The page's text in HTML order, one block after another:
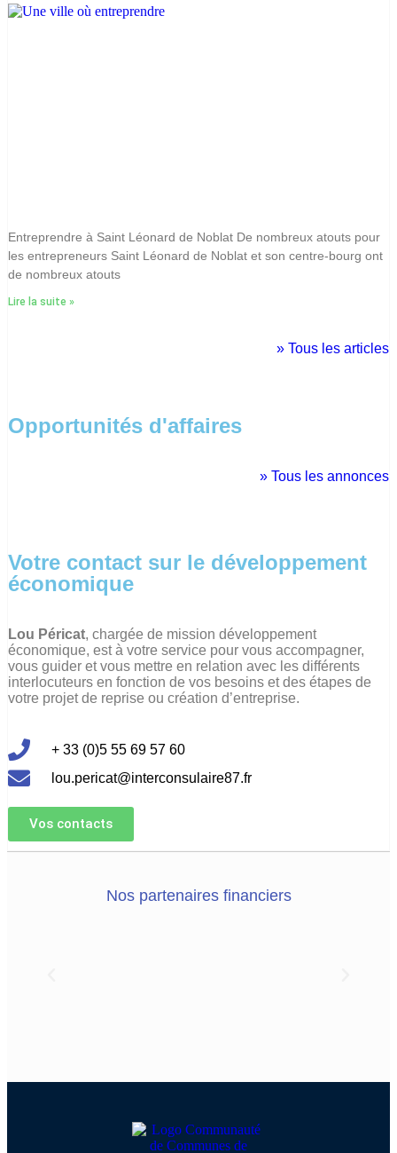
Entreprendre à Saint Léonard de Noblat De nombreux atouts pour
les entrepreneurs Saint Léonard de Noblat et son centre-bourg ont
de nombreux atouts
Lire la suite »
» Tous les articles
Opportunités d'affaires
» Tous les annonces
Votre contact sur le développement
économique
Lou Péricat, chargée de mission développement
économique, est à votre service pour vous accompagner,
vous guider et vous mettre en relation avec les différents
interlocuteurs en fonction de vos besoins et des étapes de
votre projet de reprise ou création d’entreprise.
+ 33 (0)5 55 69 57 60
lou.pericat@interconsulaire87.fr
Vos contacts
Nos partenaires financiers